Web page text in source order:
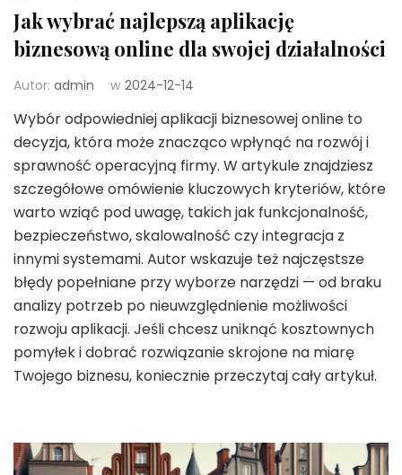
Jak wybrać najlepszą aplikację
biznesową online dla swojej działalności
Autor: admin w 2024-12-14
Wybór odpowiedniej aplikacji biznesowej online to
decyzja, która może znacząco wpłynąć na rozwój i
sprawność operacyjną firmy. W artykule znajdziesz
szczegółowe omówienie kluczowych kryteriów, które
warto wziąć pod uwagę, takich jak funkcjonalność,
bezpieczeństwo, skalowalność czy integracja z
innymi systemami. Autor wskazuje też najczęstsze
błędy popełniane przy wyborze narzędzi — od braku
analizy potrzeb po nieuwzględnienie możliwości
rozwoju aplikacji. Jeśli chcesz uniknąć kosztownych
pomyłek i dobrać rozwiązanie skrojone na miarę
Twojego biznesu, koniecznie przeczytaj cały artykuł.